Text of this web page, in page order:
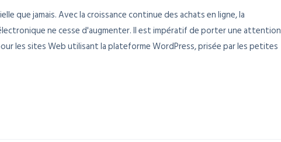
que jamais. Avec la croissance continue des achats en ligne, la
ne cesse d'augmenter. Il est impératif de porter une attention
les sites Web utilisant la plateforme WordPress, prisée par les petites